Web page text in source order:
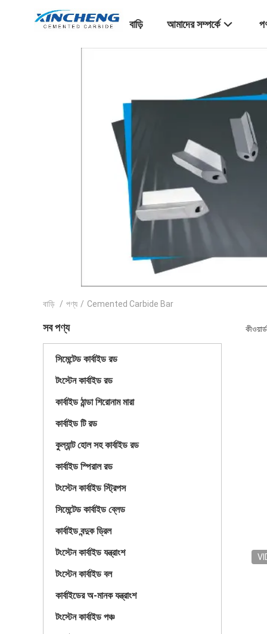
বাড়ি আমাদের সম্পর্কে
বাড়ি / পণ্য / Cemented Carbide Bar
সব পণ্য
সিমেন্টেড কার্বাইড রড
টংস্টেন কার্বাইড রড
কার্বাইড ঠান্ডা শিরোনাম মারা
কার্বাইড টি রড
কুল্যান্ট হোল সহ কার্বাইড রড
কার্বাইড স্পিরাল রড
টংস্টেন কার্বাইড স্ট্রিপস
সিমেন্টেড কার্বাইড ব্লেড
কার্বাইড বন্দুক ড্রিল
টংস্টেন কার্বাইড যন্ত্রাংশ
টংস্টেন কার্বাইড বল
কার্বাইডের অ-মানক যন্ত্রাংশ
টংস্টেন কার্বাইড পঞ্চ